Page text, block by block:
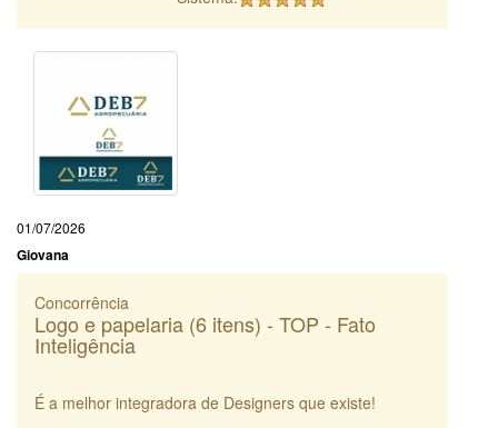
01/07/2026
Giovana
Concorrência
Logo e papelaria (6 itens) - TOP - Fato
Inteligência
É a melhor integradora de Designers que existe!